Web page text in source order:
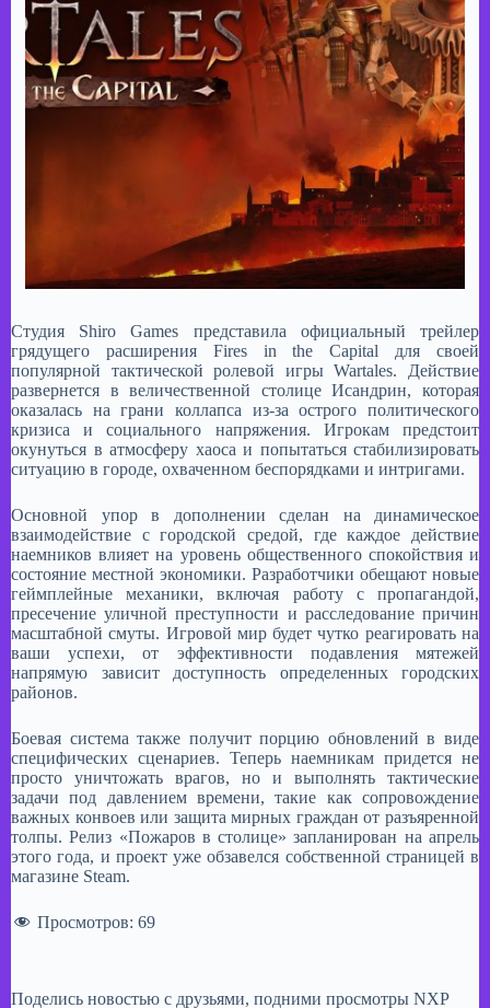
Студия Shiro Games представила официальный трейлер
грядущего расширения Fires in the Capital для своей
популярной тактической ролевой игры Wartales. Действие
развернется в величественной столице Исандрин, которая
оказалась на грани коллапса из-за острого политического
кризиса и социального напряжения. Игрокам предстоит
окунуться в атмосферу хаоса и попытаться стабилизировать
ситуацию в городе, охваченном беспорядками и интригами.
Основной упор в дополнении сделан на динамическое
взаимодействие с городской средой, где каждое действие
наемников влияет на уровень общественного спокойствия и
состояние местной экономики. Разработчики обещают новые
геймплейные механики, включая работу с пропагандой,
пресечение уличной преступности и расследование причин
масштабной смуты. Игровой мир будет чутко реагировать на
ваши успехи, от эффективности подавления мятежей
напрямую зависит доступность определенных городских
районов.
Боевая система также получит порцию обновлений в виде
специфических сценариев. Теперь наемникам придется не
просто уничтожать врагов, но и выполнять тактические
задачи под давлением времени, такие как сопровождение
важных конвоев или защита мирных граждан от разъяренной
толпы. Релиз «Пожаров в столице» запланирован на апрель
этого года, и проект уже обзавелся собственной страницей в
магазине Steam.
Просмотров: 69
Поделись новостью с друзьями, подними просмотры NXP